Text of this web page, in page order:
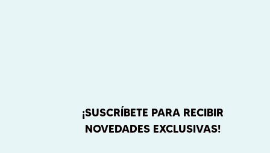
¡SUSCRÍBETE PARA RECIBIR
NOVEDADES EXCLUSIVAS!